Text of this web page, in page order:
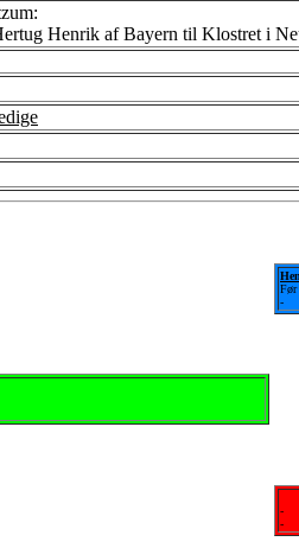
Henrik af Bayern til Klostret i
Før
-
-
-